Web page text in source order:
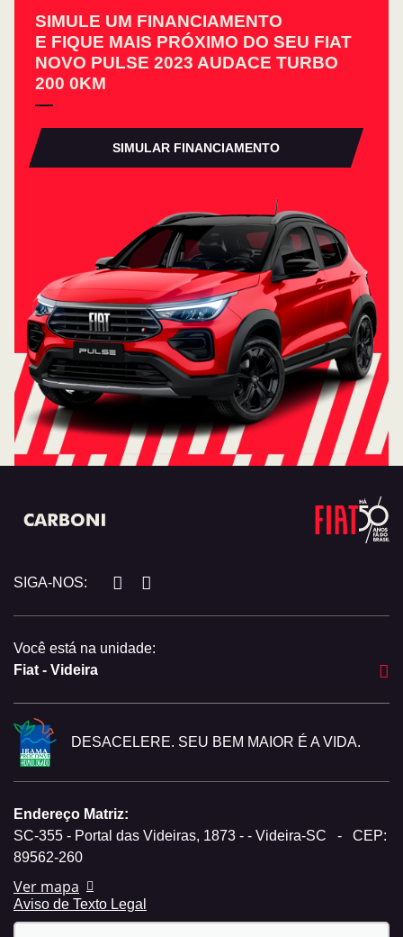
SIMULE UM FINANCIAMENTO
E FIQUE MAIS PRÓXIMO DO SEU FIAT
NOVO PULSE 2023 AUDACE TURBO
200 0KM
SIMULAR FINANCIAMENTO
SIGA-NOS:
Você está na unidade:
Fiat - Videira
DESACELERE. SEU BEM MAIOR É A VIDA.
Endereço Matriz:
SC-355 - Portal das Videiras, 1873 - - Videira-SC
-
CEP:
89562-260
Ver mapa
Aviso de Texto Legal